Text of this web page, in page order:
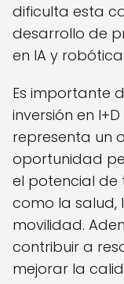
dificulta esta
desarrollo de
en IA y robótica.
Es importante
inversión en
representa un
oportunidad
el potencial de
como la salud,
movilidad.
contribuir a
mejorar la